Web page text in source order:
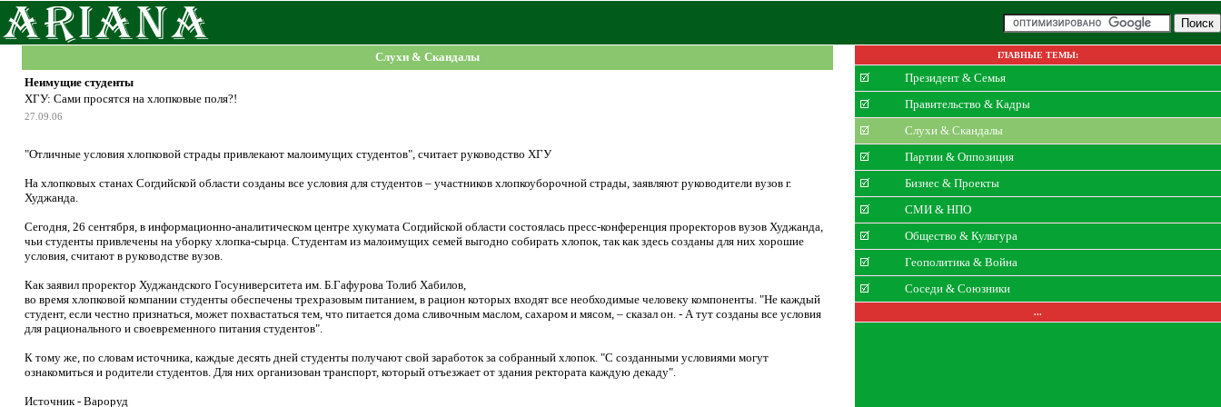
Слухи & Скандалы
Неимущие студенты
ХГУ: Сами просятся на хлопковые поля?!
27.09.06
"Отличные условия хлопковой страды привлекают малоимущих студентов", считает руководство ХГУ
На хлопковых станах Согдийской области созданы все условия для студентов – участников хлопкоуборочной страды, заявляют руководители вузов г.
Худжанда.
Сегодня, 26 сентября, в информационно-аналитическом центре хукумата Согдийской области состоялась пресс-конференция проректоров вузов Худжанда,
чьи студенты привлечены на уборку хлопка-сырца. Студентам из малоимущих семей выгодно собирать хлопок, так как здесь созданы для них хорошие
условия, считают в руководстве вузов.
Как заявил проректор Худжандского Госуниверситета им. Б.Гафурова Толиб Хабилов,
во время хлопковой компании студенты обеспечены трехразовым питанием, в рацион которых входят все необходимые человеку компоненты. "Не каждый
студент, если честно признаться, может похвастаться тем, что питается дома сливочным маслом, сахаром и мясом, – сказал он. - А тут созданы все условия
для рационального и своевременного питания студентов".
К тому же, по словам источника, каждые десять дней студенты получают свой заработок за собранный хлопок. "С созданными условиями могут
ознакомиться и родители студентов. Для них организован транспорт, который отъезжает от здания ректората каждую декаду".
Источник - Вароруд
ГЛАВНЫЕ ТЕМЫ:
Президент & Семья
Правительство & Кадры
Слухи & Скандалы
Партии & Оппозиция
Бизнес & Проекты
СМИ & НПО
Общество & Культура
Геополитика & Война
Соседи & Союзники
...